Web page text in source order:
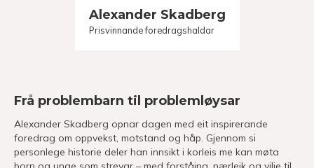
Alexander Skadberg
Prisvinnande foredragshaldar
Frå problembarn til problemløysar
Alexander Skadberg opnar dagen med eit inspirerande
foredrag om oppvekst, motstand og håp. Gjennom si
personlege historie deler han innsikt i korleis me kan møta